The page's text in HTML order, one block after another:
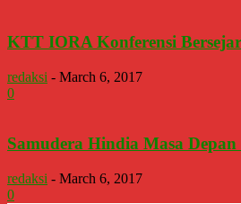
KTT IORA Konferensi
redaksi - March 6, 2017
0
Samudera Hindia Masa
redaksi - March 6, 2017
0